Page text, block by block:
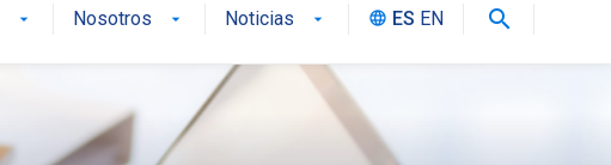
Nosotros Noticias language ES EN search